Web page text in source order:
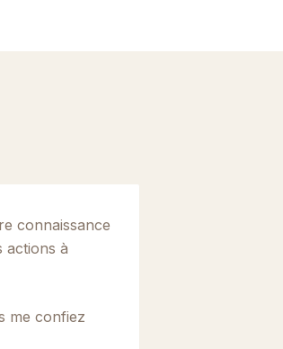
connaissance
actions à
me confiez